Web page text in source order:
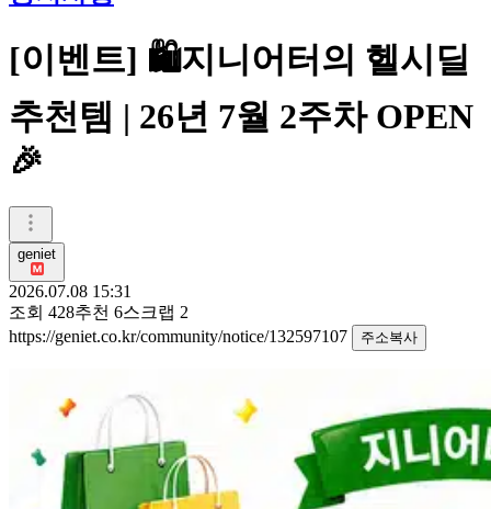
[이벤트] 🛍️지니어터의 헬시딜
추천템 | 26년 7월 2주차 OPEN
🎉
geniet
2026.07.08 15:31
조회 428추천 6스크랩 2
https://geniet.co.kr/community/notice/132597107
주소복사